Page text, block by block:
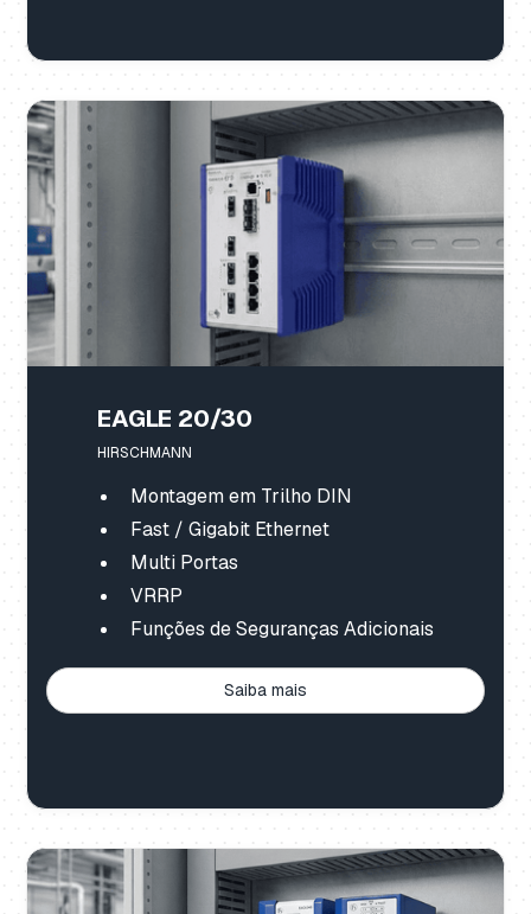
EAGLE 20/30
HIRSCHMANN
Montagem em Trilho DIN
Fast / Gigabit Ethernet
Multi Portas
VRRP
Funções de Seguranças Adicionais
Saiba mais